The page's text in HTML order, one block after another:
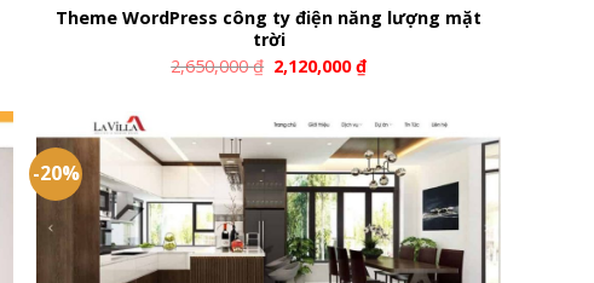
Theme WordPress công ty điện năng lượng mặt
trời
2,650,000₫ 2,120,000₫
-20%